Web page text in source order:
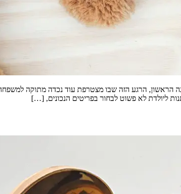
הרגע הזה שבו מצטרפת עוד נכדה מתוקה
ליולדת לא פשוט לבחור בפריטים הנכונים, […]